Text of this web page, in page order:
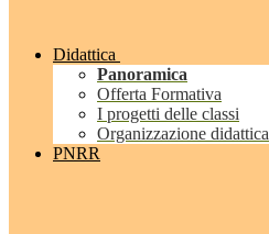
Didattica
Panoramica
Offerta Formativa
I progetti delle classi
Organizzazione didattica
PNRR